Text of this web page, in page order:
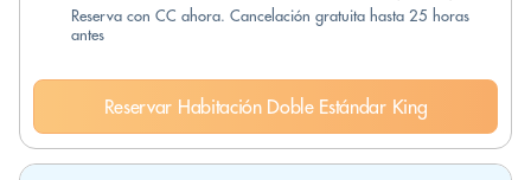
Reserva con CC ahora. Cancelación gratuita hasta 25 horas
antes
Reservar Habitación Doble Estándar King